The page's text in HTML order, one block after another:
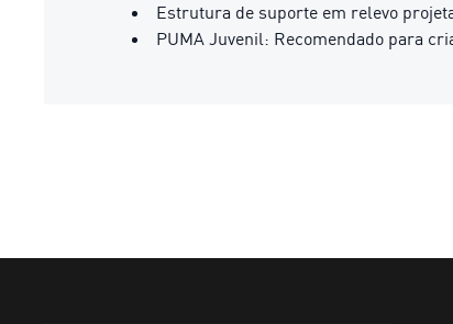
Estrutura de suporte em relevo
PUMA Juvenil: Recomendado para